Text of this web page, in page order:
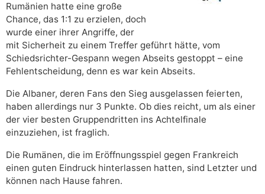
Rumänien hatte eine große
Chance, das 1:1 zu erzielen, doch
wurde einer ihrer Angriffe, der
mit Sicherheit zu einem Treffer geführt hätte, vom
Schiedsrichter-Gespann wegen Abseits gestoppt – eine
Fehlentscheidung, denn es war kein Abseits.
Die Albaner, deren Fans den Sieg ausgelassen feierten,
haben allerdings nur 3 Punkte. Ob dies reicht, um als einer
der vier besten Gruppendritten ins Achtelfinale
einzuziehen, ist fraglich.
Die Rumänen, die im Eröffnungsspiel gegen Frankreich
einen guten Eindruck hinterlassen hatten, sind Letzter und
können nach Hause fahren.